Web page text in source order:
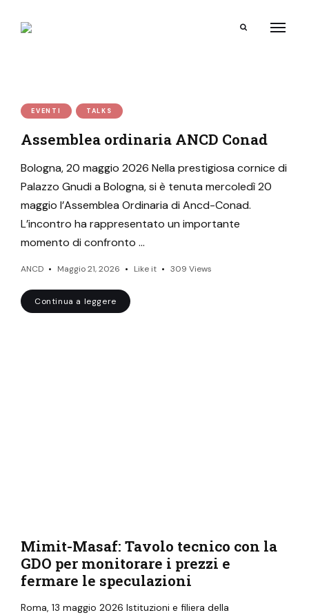
EVENTI TALKS
Assemblea ordinaria ANCD Conad
Bologna, 20 maggio 2026 Nella prestigiosa cornice di
Palazzo Gnudi a Bologna, si è tenuta mercoledì 20
maggio l’Assemblea Ordinaria di Ancd-Conad.
L’incontro ha rappresentato un importante
momento di confronto …
ANCD Maggio 21, 2026 Like it 309 Views
Continua a leggere
Mimit-Masaf: Tavolo tecnico con la
GDO per monitorare i prezzi e
fermare le speculazioni
Roma, 13 maggio 2026 Istituzioni e filiera della